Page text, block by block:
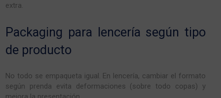
extra.
Packaging para lencería según tipo
de producto
No todo se empaqueta igual. En lencería, cambiar el formato
según prenda evita deformaciones (sobre todo copas) y